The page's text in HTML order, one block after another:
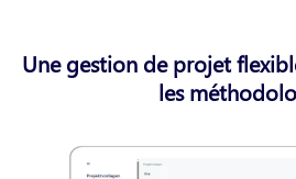
Une gestion de projet
les